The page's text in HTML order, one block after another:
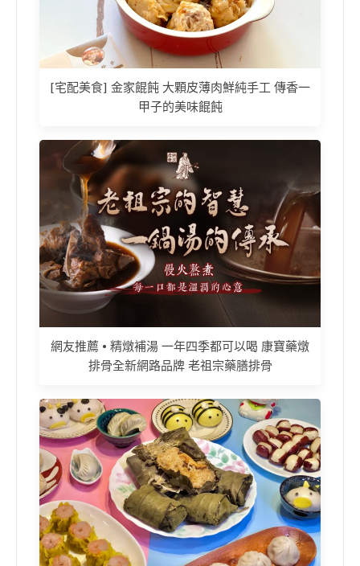
[宅配美食] 金家餛飩 大顆皮薄肉鮮純手工 傳香一
甲子的美味餛飩
網友推薦 • 精燉補湯 一年四季都可以喝 康寶藥燉
排骨全新網路品牌 老祖宗藥膳排骨